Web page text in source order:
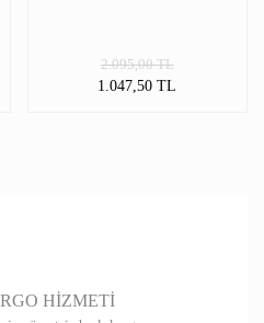
1.047,50 TL
2.095,00 TL
HİZMETİ